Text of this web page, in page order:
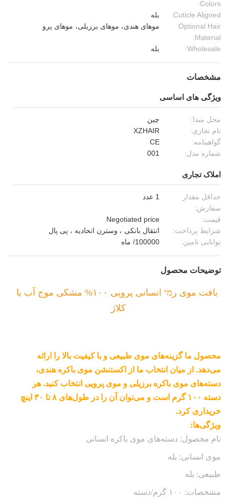
Colors:
Cuticle Aligned:
بله
Optional Hair
Material:
موهای هندی، موهای برزیلی، موهای پرو
Wholesale: بله
مشخصات
ویژگی های اساسی
محل مبدا:
چین
نام تجاری:
XZHAIR
گواهینامه:
CE
شماره مدل:
001
املاک تجاری
حداقل مقدار
سفارش:
1 عدد
قیمت:
Negotiated price
شرایط پرداخت:
انتقال بانکی ، وسترن اتحادیه ، پی پال
توانایی تامین:
100000/ ماه
توضیحات محصول
بافت موی رמי انسانی پرویی ۱۰۰% مشکی موج آب با
کلاژ
محصول ما گزینه‌های موی طبیعی و با کیفیت بالا را ارائه
می‌دهد. از میان انتخاب ما از اکستنشن موی باکره هندی،
دسته‌های موی باکره برزیلی و موی پرویی انتخاب کنید. هر
دسته ۱۰۰ گرم است و می‌توان آن را در طول‌های ۸ تا ۳۰ اینچ
خریداری کرد.
ویژگی‌ها:
نام محصول: دسته‌های موی باکره انسانی
موی انسانی: بله
طبیعی: بله
مشخصات: ۱۰۰ گرم/دسته